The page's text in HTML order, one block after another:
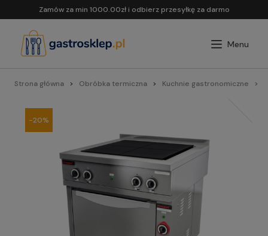
Zamów za min 1000.00zł i odbierz przesyłkę za darmo
Strona główna Obróbka termiczna Kuchnie gastronomiczne
-20%